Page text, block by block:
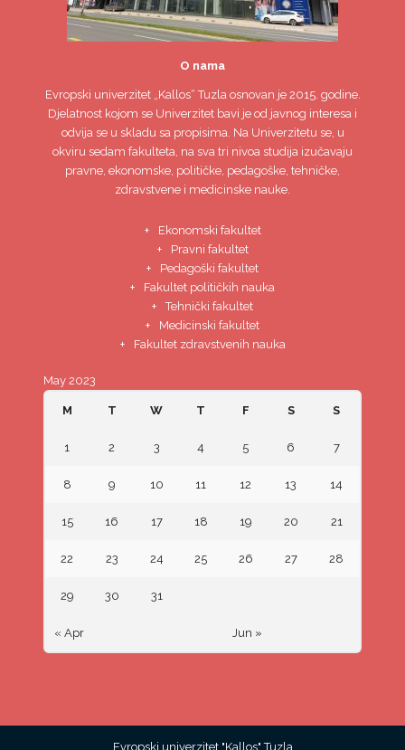
O nama
Evropski univerzitet„Kallos“ Tuzla osnovan je 2015. godine.
Djelatnost kojom se Univerzitet bavi je od javnog interesa i
odvija se u skladu sa propisima. Na Univerzitetu se, u
okviru sedam fakulteta, na sva tri nivoa studija izučavaju
pravne, ekonomske, političke, pedagoške, tehničke,
zdravstvene i medicinske nauke.
Ekonomski fakultet
Pravni fakultet
Pedagoški fakultet
Fakultet političkih nauka
Tehnički fakultet
Medicinski fakultet
Fakultet zdravstvenih nauka
May 2023
M T W T F S S
« Apr Jun »
1 2 3 4 5 6 7
8 9 10 11 12 13 14
15 16 17 18 19 20 21
22 23 24 25 26 27 28
29 30 31
Evropski univerzitet "Kallos" Tuzla